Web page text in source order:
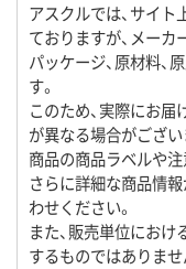
アスクルでは、サイ
ておりますが、メーカ
パッケージ、原材料、
す。
このため、実際にお
が異なる場合がござ
商品の商品ラベルや
さらに詳細な商品情
わせください。
また、販売単位におけ
するものではありませ